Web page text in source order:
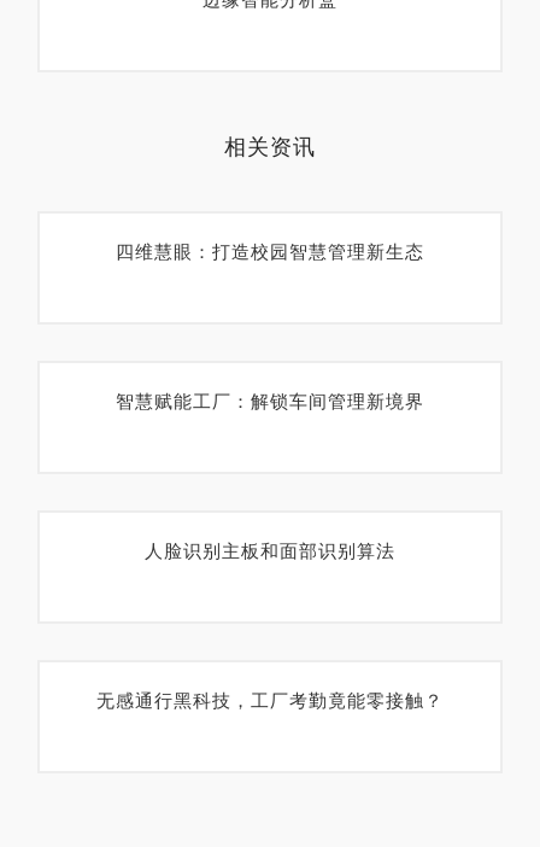
相关资讯
四维慧眼：打造校园智慧管理新生态
智慧赋能工厂：解锁车间管理新境界
人脸识别主板和面部识别算法
无感通行黑科技，工厂考勤竟能零接触？